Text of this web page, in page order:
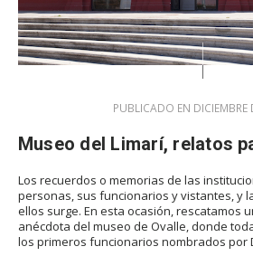
PUBLICADO EN DICIEMBRE
Museo del Limarí, relatos
Los recuerdos o memorias de las
personas, sus funcionarios y vistantes, y
ellos surge. En esta ocasión, rescatamos
anécdota del museo de Ovalle, donde
los primeros funcionarios nombrados por